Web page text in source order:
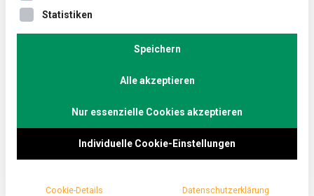
–
of
Zum Ende der Berlin Food Week präsentieren Berliner
Start-ups ihre kulinarischen Beiträge zum
Klimaschutz im „House of Food“.
geschlendert und hat sich mit den Produzierenden
Statistiken
Speichern
Alle akzeptieren
Nur essenzielle Cookies akzeptieren
Individuelle Cookie-Einstellungen
Cookie-Details Datenschutzerklärung